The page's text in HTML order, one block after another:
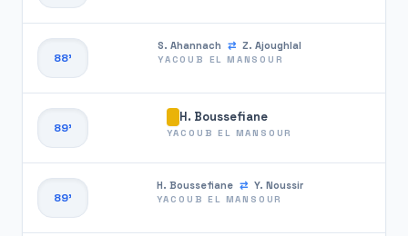
88'
S. Ahannach ⇄ Z. Ajoughlal
YACOUB EL MANSOUR
89'
H. Boussefiane
YACOUB EL MANSOUR
89'
H. Boussefiane ⇄ Y. Noussir
YACOUB EL MANSOUR